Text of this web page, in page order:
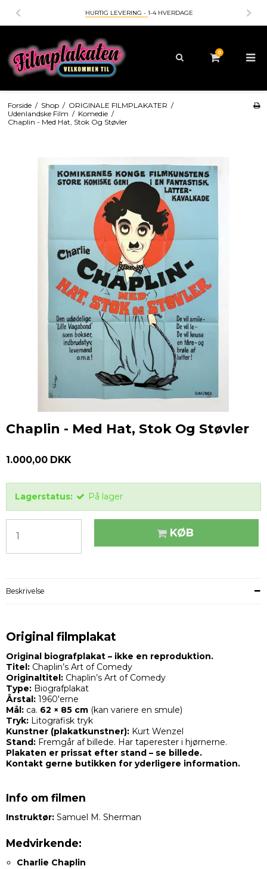
HURTIG LEVERING - 1-4 HVERDAGE
0
Forside / Shop / ORIGINALE FILMPLAKATER /
Udenlandske Film / Komedie /
Chaplin - Med Hat, Stok Og Støvler
Chaplin - Med Hat, Stok Og Støvler
1.000,00 DKK
Lagerstatus: På lager
KØB
Beskrivelse
Original filmplakat
Original biografplakat – ikke en reproduktion.
Titel: Chaplin’s Art of Comedy
Originaltitel: Chaplin’s Art of Comedy
Type: Biografplakat
Årstal: 1960'erne
Mål: ca. 62 × 85 cm (kan variere en smule)
Tryk: Litografisk tryk
Kunstner (plakatkunstner): Kurt Wenzel
Stand: Fremgår af billede. Har taperester i hjørnerne.
Plakaten er prissat efter stand – se billede.
Kontakt gerne butikken for yderligere information.
Info om filmen
Instruktør: Samuel M. Sherman
Medvirkende:
Charlie Chaplin